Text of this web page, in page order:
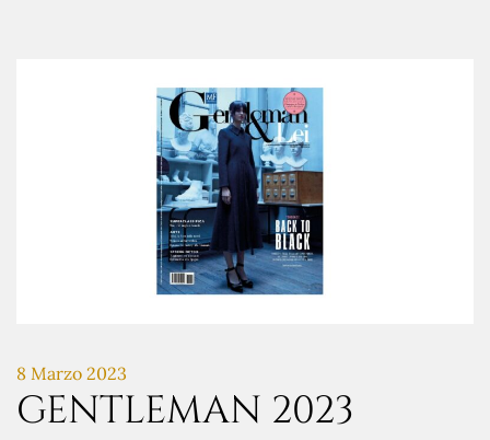
8 Marzo 2023
GENTLEMAN 2023